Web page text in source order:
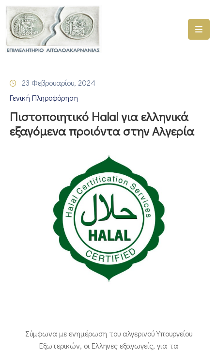
ΑΡΧΙΚΗ
ΓΕΜΗ
–
ΠΡΟΓΡΑΜΜΑΤΑ
ΕΠΙΚΑΙΡΟΤΗΤΑ
ΕΠΙΚΟΙΝΩΝΙΑ
23 Φεβρουαρίου, 2024
Γενική Πληροφόρηση
Πιστοποιητικό Halal για ελληνικά
εξαγόμενα προιόντα στην Αλγερία
Σύμφωνα με ενημέρωση του αλγερινού Υπουργείου
Εξωτερικών, οι Ελληνες εξαγωγείς, για τα